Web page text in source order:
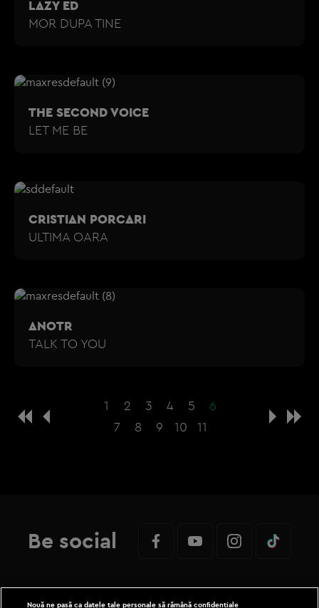
LAZY ED
MOR DUPA TINE
THE SECOND VOICE
LET ME BE
CRISTIAN PORCARI
ULTIMA OARA
ANOTR
TALK TO YOU
1 2 3 4 5
6
7
8 9 10 11
Be social
Nouă ne pasă ca datele tale personale să rămână confidențiale